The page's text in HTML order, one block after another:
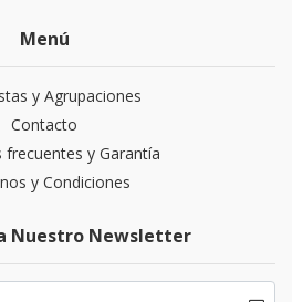
Menú
y Agrupaciones
Contacto
frecuentes y Garantía
y Condiciones
Nuestro Newsletter